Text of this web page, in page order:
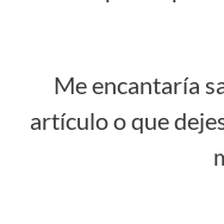
Me encantaría
artículo o que